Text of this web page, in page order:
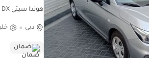
هوندا سيتي DX
دبي
ضمان